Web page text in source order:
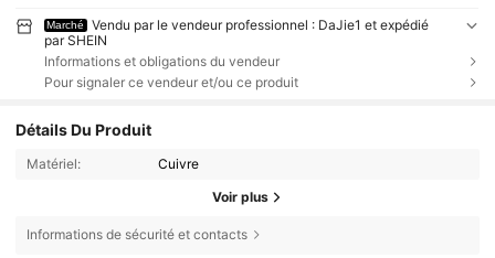
Marché
Vendu par le vendeur professionnel : DaJie1 et expédié
par SHEIN
Informations et obligations du vendeur
Pour signaler ce vendeur et/ou ce produit
Détails Du Produit
Matériel: Cuivre
Voir plus
Informations de sécurité et contacts